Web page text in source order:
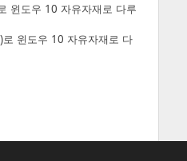
윈도우 10 자유자재로 다루
윈도우 10 자유자재로 다